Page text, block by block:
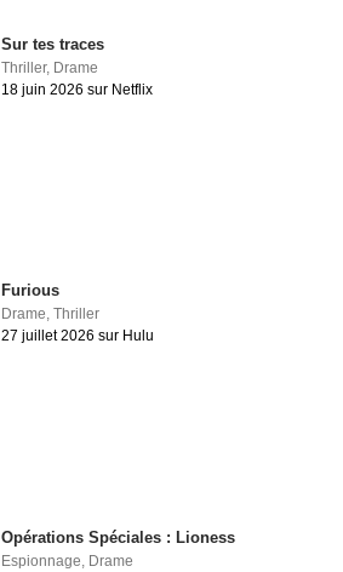
Sur tes traces
Thriller, Drame
18 juin 2026 sur Netflix
Furious
Drame,Thriller
27 juillet 2026 sur Hulu
Opérations Spéciales : Lioness
Espionnage Drame